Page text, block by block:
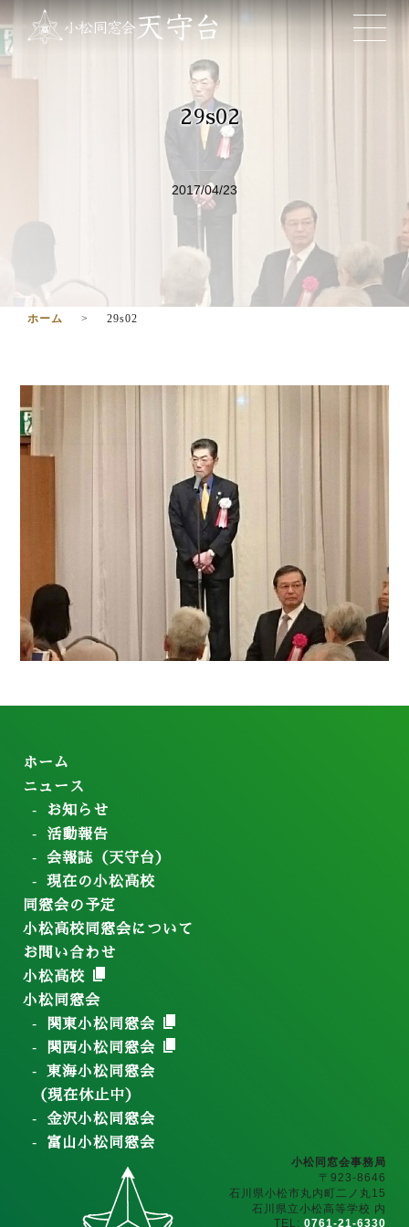
29s02
2017/04/23
ホーム 29s02
ホーム
ニュース
お知らせ
活動報告
会報誌（天守台）
現在の小松高校
同窓会の予定
小松高校同窓会について
お問い合わせ
小松高校
小松同窓会
関東小松同窓会
関西小松同窓会
東海小松同窓会
（現在休止中）
金沢小松同窓会
富山小松同窓会
小松同窓会事務局
〒923-8646
石川県小松市丸内町二ノ丸15
石川県立小松高等学校 内
TEL: 0761-21-6330